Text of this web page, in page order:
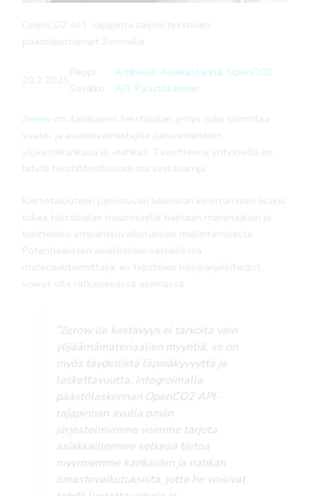
OpenCO2 API -rajapinta tarjosi tekstiilien
päästökertoimet Zerowille
20.2.2025
Peppi
Savikko
Artikkelit, Asiakastarina, OpenCO2
API, Päästökerroin
Zerowon italialainen tekstiilialan yritys, joka toimittaa
vaate- ja asustevalmistajille luksusmerkkien
ylijäämäkankaita ja -nahkaa. Tavoitteena yrityksellä on
tehdä tekstiiliteollisuudesta kestävämpi.
Kiertotalouteen perustuvan liikeidean kehittämisen lisäksi
tukea tekstiilialan muutokselle haetaan materiaalien ja
tuotteiden ympäristövaikutuksien mallintamisesta.
Potentiaalisten asiakkaiden vertaillessa
materiaalitoimittajia, eri tekstiilien hiilijalanjälkitiedot
voivat olla ratkaisevassa asemassa.
”Zerow:lle kestävyys ei tarkoita vain
ylijäämämateriaalien myyntiä, se on
myös täydellistä läpinäkyvyyttä ja
laskettavuutta. Integroimalla
päästölaskennan OpenCO2 API -
rajapinnan avulla omiin
järjestelmiimme voimme tarjota
asiakkaillemme selkeää tietoa
myymiemme kankaiden ja nahkan
ilmastovaikutuksista, jotta he voisivat